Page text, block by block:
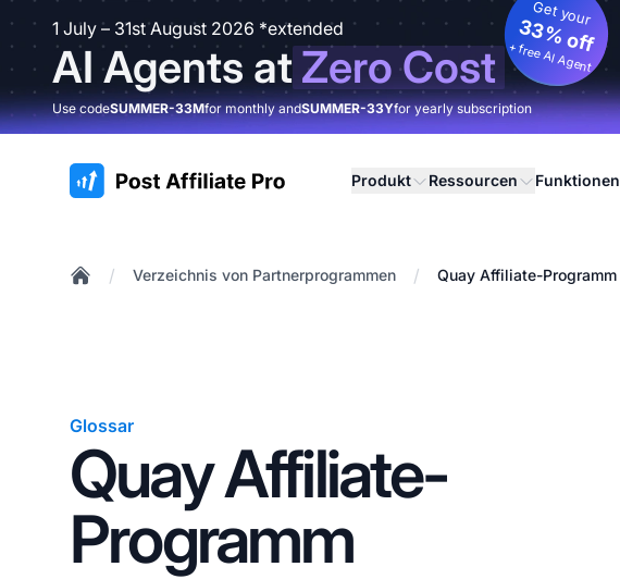
1 July – 31st August 2026 *extended
AI Agents atZero Cost
Get your
33% off
+ free AI Agent
Use codeSUMMER-33Mfor monthly andSUMMER-33Yfor yearly subscription
:site.title Produkt Ressourcen Funktionen
/ Verzeichnis von Partnerprogrammen / Quay Affiliate-Programm
Glossar
Quay Affiliate-
Programm